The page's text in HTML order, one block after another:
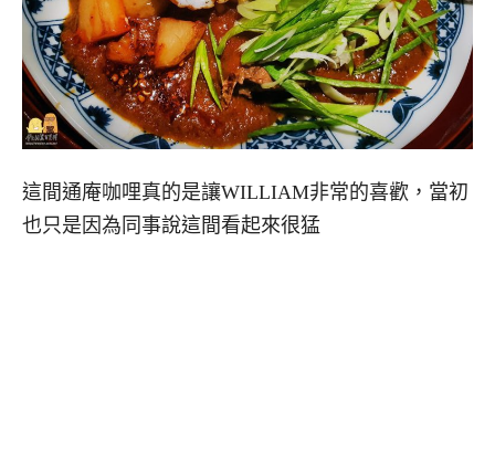
這間通庵咖哩真的是讓WILLIAM非常的喜歡，當初
也只是因為同事說這間看起來很猛